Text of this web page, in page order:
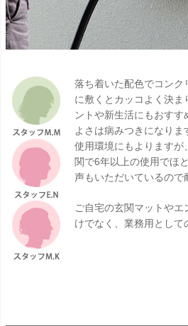
落ち着いた配色でコンク
に敷くとカッコよく決
ントや新生活にもおす
よさは病みつきになりま
使用環境にもよります
関で6年以上の使用でほ
声もいただいているので
ご自宅の玄関マットや
けでなく、業務用として